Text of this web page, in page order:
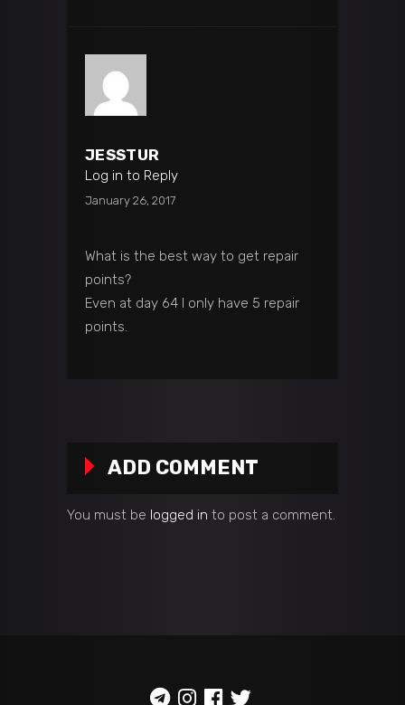
JESSTUR
Log in to Reply
January 26, 2017
What is the best way to get repair
points?
Even at day 64 I only have 5 repair
points.
ADD COMMENT
You must be logged in to post a comment.